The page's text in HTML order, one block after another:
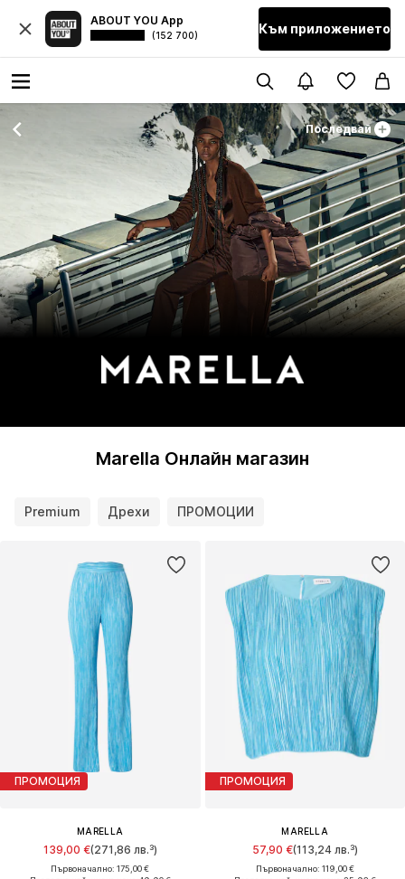
ABOUT YOU App
(152 700) Към приложението
Последвай
Marella Онлайн магазин
Premium Дрехи ПРОМОЦИИ
ПРОМОЦИЯ
MARELLA
139,00 €(271,86 лв.³)
Първоначално: 175,00 €
ПРОМОЦИЯ
MARELLA
57,90 €(113,24 лв.³)
Първоначално: 119,00 €